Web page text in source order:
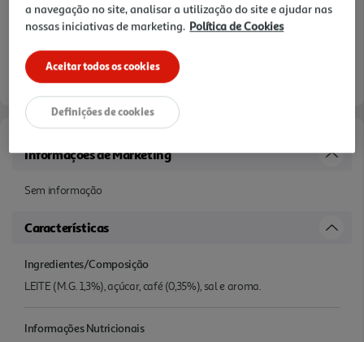
Informações de Marketing
Sem informação
Características
Ingredientes/Composição
LEITE (M.G. 1,3%), açúcar, café (0,35%), sal e aroma.
Informações Nutricionais
a navegação no site, analisar a utilização do site e ajudar nas
nossas iniciativas de marketing. Política de Cookies
Aceitar todos os cookies
Definições de cookies